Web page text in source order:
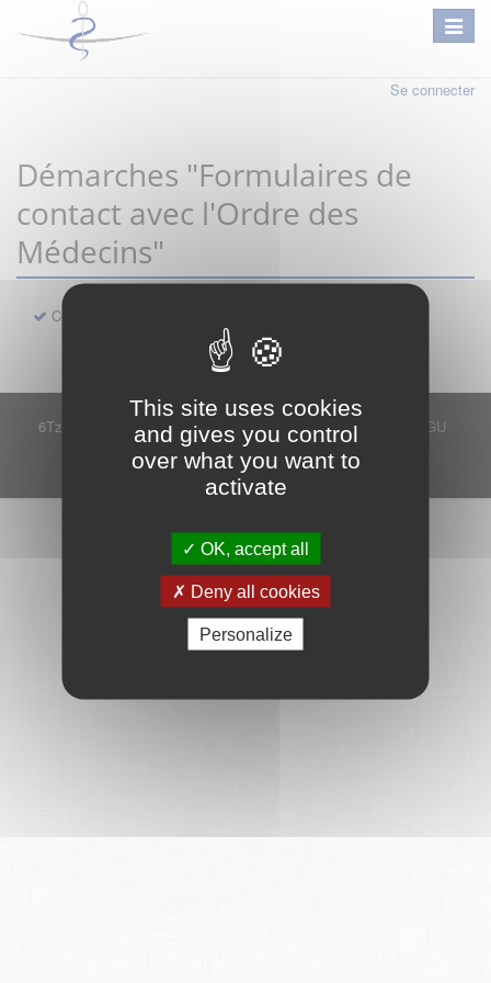
This site uses cookies
and gives you control
over what you want to
activate
OK, accept all
Deny all cookies
Personalize
Se connecter
Démarches "Formulaires de
contact avec l'Ordre des
Médecins"
Contact
6Tzen ©2015 - Tous droits réservés Mentions légales
CGU
Plan du site
FAQ
Contact
Ce service est proposé par6Tzen